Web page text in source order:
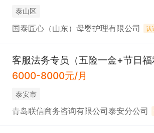
泰山区
国泰匠心（山东）母婴护理有限公司 认
客服法务专员（五险一金+节日福
6000-8000元/月
泰安市
青岛联信商务咨询有限公司泰安分公司